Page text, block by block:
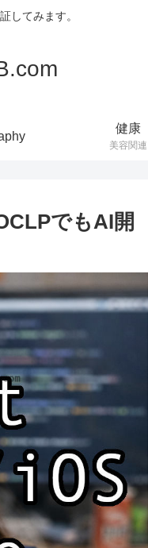
してみます。
健康
美容関連
でもAI開